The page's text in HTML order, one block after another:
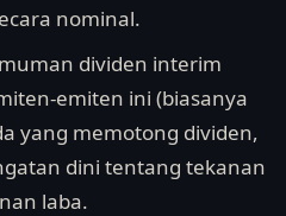
nominal.
dividen interim
emiten ini (biasanya
yang memotong dividen,
dini tentang tekanan
laba.